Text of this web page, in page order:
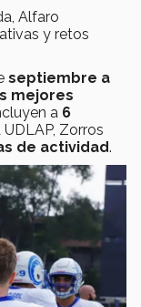
Alfaro
y retos
septiembre a
mejores
a 6
UDLAP, Zorros
de actividad.